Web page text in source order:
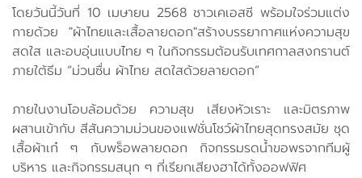
โดยวันนี้วันที่ 10 เมษายน 2568 ชาวเคเอสซี พร้อมใจร่วมแต่ง
กายด้วย "ผ้าไทยและเสื้อลายดอก"สร้างบรรยากาศแห่งความสุข
สดใส และอบอุ่นแบบไทย ๆ ในกิจกรรมต้อนรับเทศกาลสงกรานต์
ภายใต้ธีม “ม่วนซื่น ผ้าไทย สดใสด้วยลายดอก”
ภายในงานโอบล้อมด้วย ความสุข เสียงหัวเราะ และมิตรภาพ
ผสานเข้ากับ สีสันความม่วนของแฟชั่นโชว์ผ้าไทยสุดทรงสมัย ชุด
เสื้อผ้าเก๋ ๆ กับพร็อพลายดอก กิจกรรมรดน้ำขอพรจากทีมผู้
บริหาร และกิจกรรมสนุก ๆ ที่เรียกเสียงฮาได้ทั้งออฟฟิศ